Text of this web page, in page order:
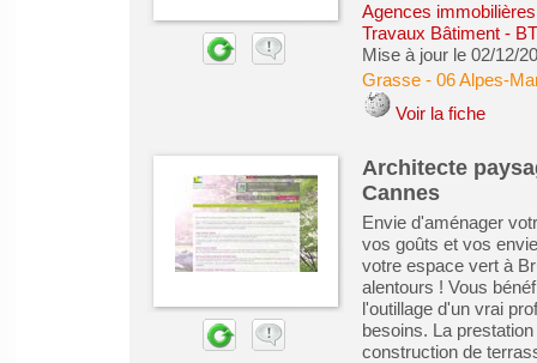
Agences
Travaux Bâtiment -
Mise à jour le 02/12/
Grasse- 06 Alpes-
Voir la fiche
Architecte
Cannes
Envie d'aménager
vos goûts et vos
votre espace vert à
alentours ! Vous
l'outillage d'un vrai
besoins. La
construction de